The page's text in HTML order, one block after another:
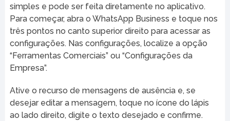
simples e pode ser feita diretamente no aplicativo.
Para começar, abra o WhatsApp Business e toque nos
três pontos no canto superior direito para acessar as
configurações. Nas configurações, localize a opção
“Ferramentas Comerciais” ou “Configurações da
Empresa”.
Ative o recurso de mensagens de ausência e, se
desejar editar a mensagem, toque no ícone do lápis
ao lado direito, digite o texto desejado e confirme.